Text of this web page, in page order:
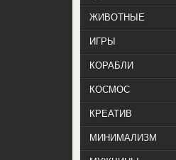
ЖИВОТНЫЕ
ИГРЫ
КОРАБЛИ
КОСМОС
КРЕАТИВ
МИНИМАЛИЗМ